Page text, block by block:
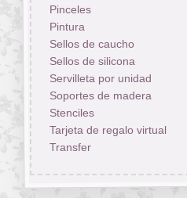
Pinceles
Pintura
Sellos de caucho
Sellos de silicona
Servilleta por unidad
Soportes de madera
Stenciles
Tarjeta de regalo virtual
Transfer